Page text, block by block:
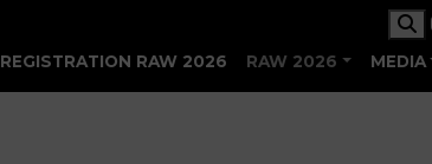
REGISTRATION RAW 2026 RAW 2026 MEDIA